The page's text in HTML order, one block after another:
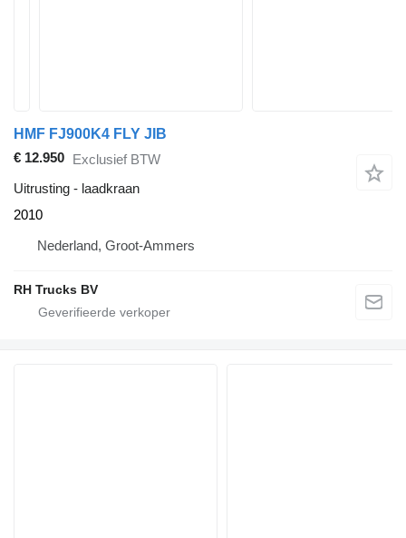
HMF FJ900K4 FLY JIB
€ 12.950 Exclusief BTW
Uitrusting - laadkraan
2010
Nederland, Groot-Ammers
RH Trucks BV